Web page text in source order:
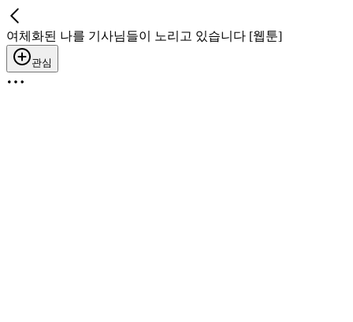
여체화된 나를 기사님들이 노리고 있습니다 [웹툰]
관심